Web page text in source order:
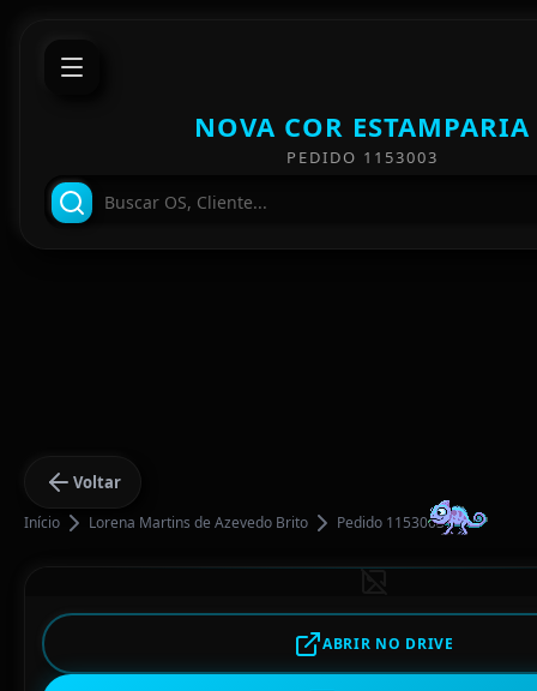
NOVA COR ESTAMPARIA
PEDIDO 1153003
Voltar
Início Lorena Martins de Azevedo Brito Pedido 1153003
ABRIR NO DRIVE